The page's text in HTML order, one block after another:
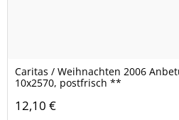
Caritas / Weihnachten 2006
10x2570, postfrisch **
12,10 €